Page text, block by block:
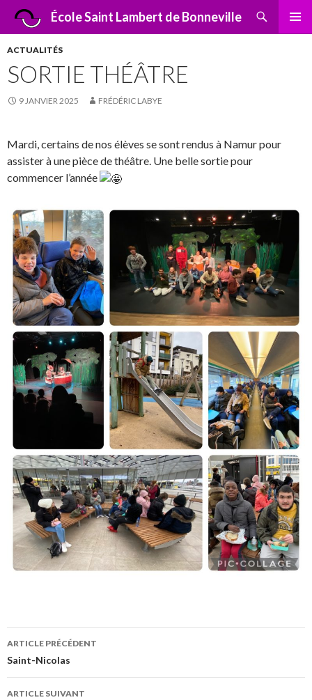
École Saint Lambert de Bonneville
Recherche
ALLER
ACTUALITÉS
SORTIE THÉÂTRE
9 JANVIER 2025 FRÉDÉRIC LABYE
Mardi, certains de nos élèves se sont rendus à Namur pour
assister à une pièce de théâtre. Une belle sortie pour
commencer l’année
Navigation
des
articles
ARTICLE PRÉCÉDENT
Saint-Nicolas
ARTICLE SUIVANT